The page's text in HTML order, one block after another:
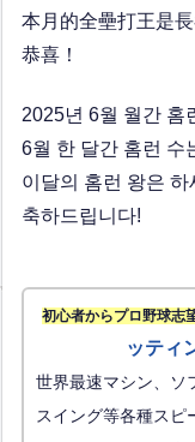
本月的全壘打王是長
恭喜！
2025년 6월 월간 홈
6월 한 달간 홈런 수
이달의 홈런 왕은
축하드립니다!
初心者からプロ野球志
ッティ
世界最速マシン、ソ
スイング等各種スピ